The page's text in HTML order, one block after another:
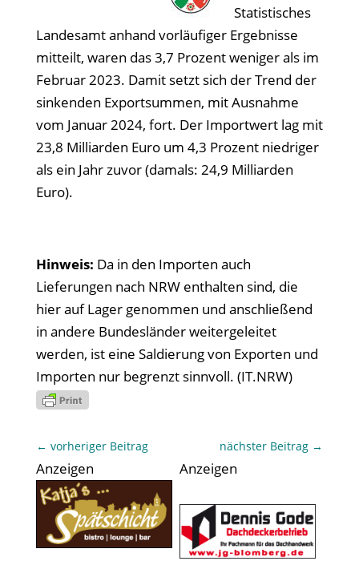
Statistisches
Landesamt anhand vorläufiger Ergebnisse
mitteilt, waren das 3,7 Prozent weniger als im
Februar 2023. Damit setzt sich der Trend der
sinkenden Exportsummen, mit Ausnahme
vom Januar 2024, fort. Der Importwert lag mit
23,8 Milliarden Euro um 4,3 Prozent niedriger
als ein Jahr zuvor (damals: 24,9 Milliarden
Euro).
Hinweis: Da in den Importen auch
Lieferungen nach NRW enthalten sind, die
hier auf Lager genommen und anschließend
in andere Bundesländer weitergeleitet
werden, ist eine Saldierung von Exporten und
Importen nur begrenzt sinnvoll. (IT.NRW)
← vorheriger Beitrag nächster Beitrag →
Anzeigen Anzeigen